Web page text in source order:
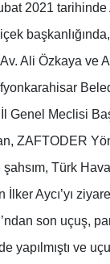
2021
Ali Özkaya ve
Genel Meclisi
ZAFTODER
Türk
İlker Aycı’yı
son uçuş,
yapılmıştı ve